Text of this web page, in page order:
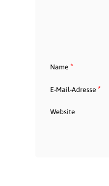
Name *
E-Mail-Adresse *
Website